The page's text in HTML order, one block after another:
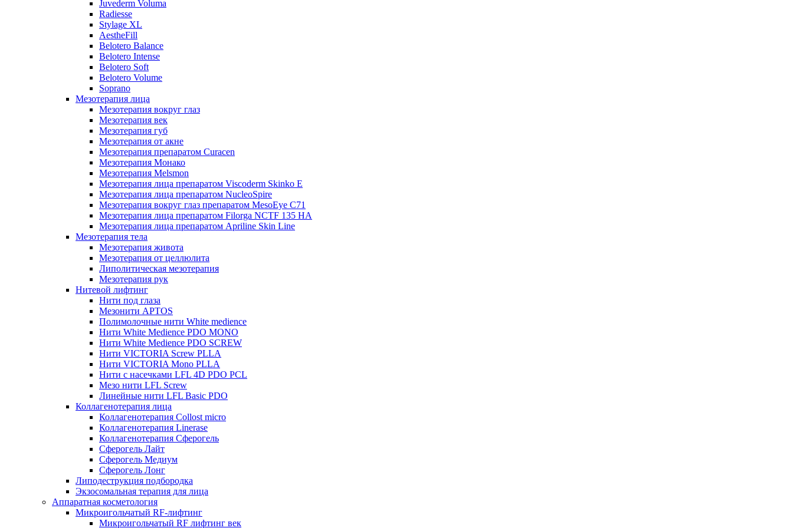
Juvederm Voluma
Radiesse
Stylage XL
AestheFill
Belotero Balance
Belotero Intense
Belotero Soft
Belotero Volume
Soprano
Мезотерапия лица
Мезотерапия вокруг глаз
Мезотерапия век
Мезотерапия губ
Мезотерапия от акне
Мезотерапия препаратом Curacen
Мезотерапия Монако
Мезотерапия Melsmon
Мезотерапия лица препаратом Viscoderm Skinko E
Мезотерапия лица препаратом NucleoSpire
Мезотерапия вокруг глаз препаратом MesoEye С71
Мезотерапия лица препаратом Filorga NCTF 135 HA
Мезотерапия лица препаратом Apriline Skin Line
Мезотерапия тела
Мезотерапия живота
Мезотерапия от целлюлита
Липолитическая мезотерапия
Мезотерапия рук
Нитевой лифтинг
Нити под глаза
Мезонити APTOS
Полимолочные нити White medience
Нити White Medience PDO MONO
Нити White Medience PDO SCREW
Нити VICTORIA Screw PLLA
Нити VICTORIA Mono PLLA
Нити с насечками LFL 4D PDO PCL
Мезо нити LFL Screw
Линейные нити LFL Basic PDO
Коллагенотерапия лица
Коллагенотерапия Collost micro
Коллагенотерапия Linerase
Коллагенотерапия Сферогель
Сферогель Лайт
Сферогель Медиум
Сферогель Лонг
Липодеструкция подбородка
Экзосомальная терапия для лица
Аппаратная косметология
Микроигольчатый RF-лифтинг
Микроигольчатый RF лифтинг век